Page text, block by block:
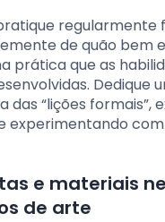
regularmente
de quão bem
prática que as
Dedique
das “lições formais”,
experimentando
e materiais
de arte